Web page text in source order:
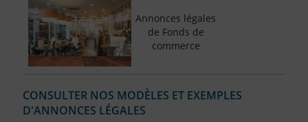
Annonces légales
de Fonds de
commerce
CONSULTER NOS MODÈLES ET EXEMPLES
D'ANNONCES LÉGALES